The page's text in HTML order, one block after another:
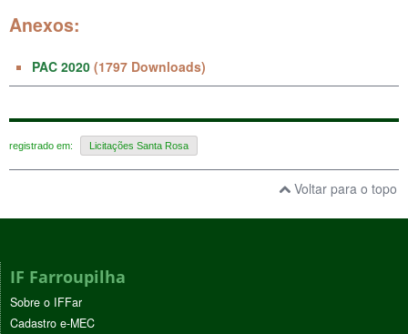
Anexos:
PAC 2020 (1797 Downloads)
registrado em: Licitações Santa Rosa
Voltar para o topo
IF Farroupilha
Sobre o IFFar
Cadastro e-MEC